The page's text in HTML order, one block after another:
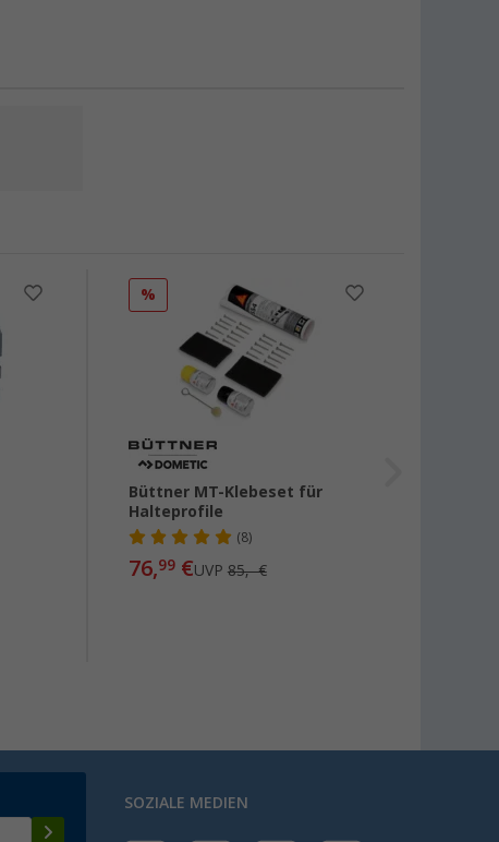
%
Büttner MT-Klebeset für
Halteprofile
(8)
76,99€UVP 85,- €
SOZIALE MEDIEN